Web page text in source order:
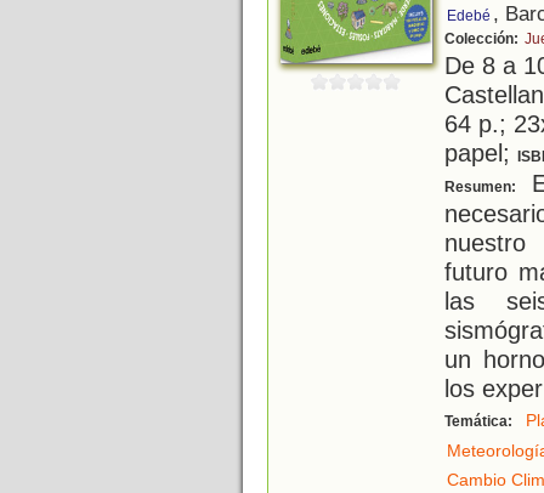
Edebé ,
Colección:
De 8 a
64 p.;
papel;
Resumen:
futuro
las
un
los
Temática:
Cambio